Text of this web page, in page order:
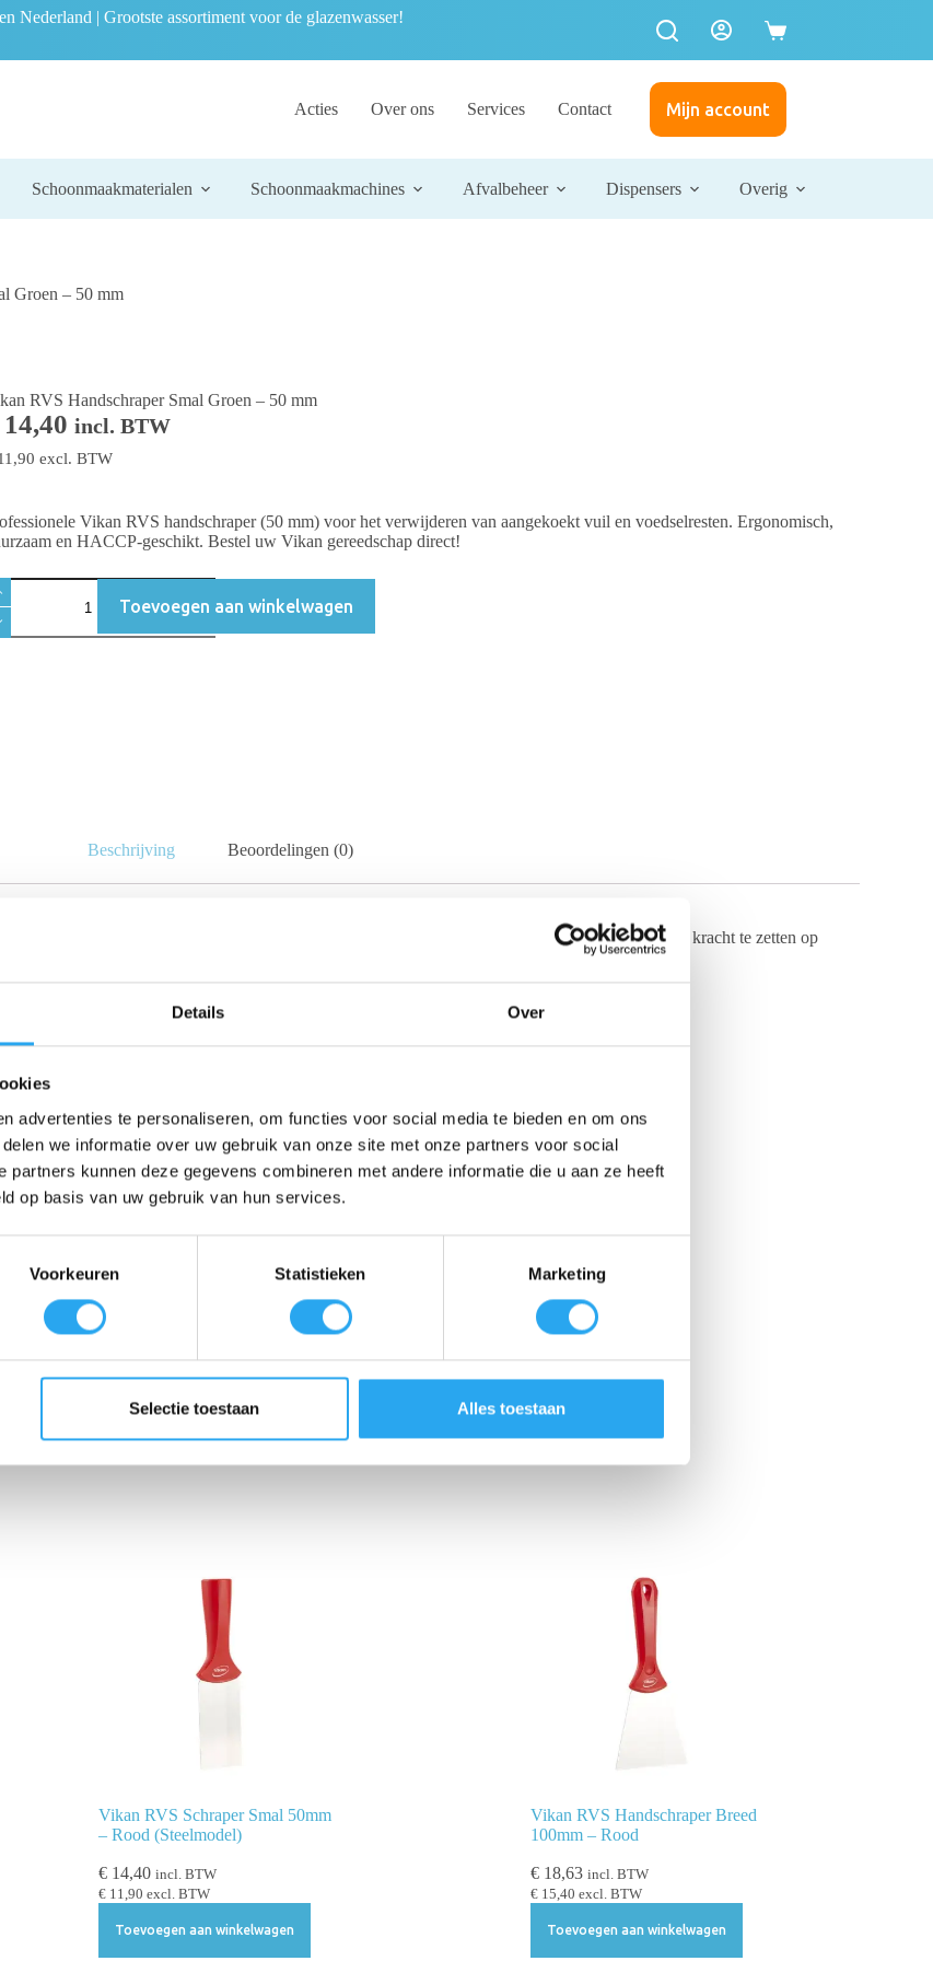
Details Over
advertenties te personaliseren, om functies voor social media te bieden en om ons
we informatie over uw gebruik van onze site met onze partners voor social
partners kunnen deze gegevens combineren met andere informatie die u aan ze heeft
op basis van uw gebruik van hun services.
Voorkeuren Statistieken Marketing
Selectie toestaan Alles toestaan
Nederland | Grootste assortiment voor de glazenwasser!
Acties Over ons Services Contact Mijn account
Schoonmaakmaterialen Schoonmaakmachines Afvalbeheer Dispensers Overig
Groen – 50 mm
RVS Handschraper Smal Groen – 50 mm
14,40 incl. BTW
excl. BTW
Vikan RVS handschraper (50 mm) voor het verwijderen van aangekoekt vuil en voedselresten. Ergonomisch,
en HACCP-geschikt. Bestel uw Vikan gereedschap direct!
Toevoegen aan winkelwagen
Beschrijving Beoordelingen (0)
en grootkeukens. Het smalle ontwerp maakt het mogelijk om zeer gericht kracht te zetten op
substanties.
stevig in de polypropyleen handgreep bevestigd voor een maximale levensduur.
waardoor u extra controle heeft en minder snel vermoeid raakt bij intensief gebruik.
blad zorgen ervoor dat u vuil verwijdert zonder de ondergrond te beschadigen.
hygiënische omgeving en is eenvoudig te reinigen.
Vikan RVS Schraper Smal 50mm
– Rood (Steelmodel)
€ 14,40 incl. BTW
€ 11,90 excl. BTW
Toevoegen aan winkelwagen
Vikan RVS Handschraper Breed
100mm – Rood
€18,63 incl. BTW
€15,40 excl. BTW
Toevoegen aan winkelwagen